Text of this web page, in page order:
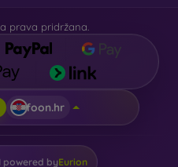
prava pridržana.
foon.hr
powered byEurion